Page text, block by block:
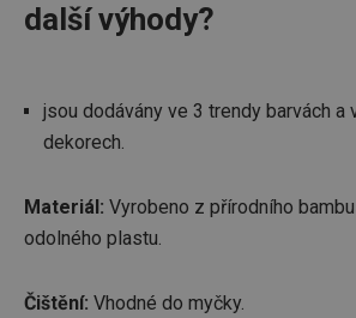
další výhody?
jsou dodávány ve 3 trendy barvách a
dekorech.
Materiál: Vyrobeno z přírodního
odolného plastu.
Čištění: Vhodné do myčky.